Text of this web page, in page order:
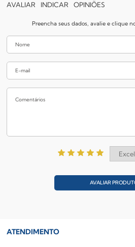
AVALIAR INDICAR OPINIÕES
Preencha seus dados, avalie e clique
AVALIAR
ATENDIMENTO